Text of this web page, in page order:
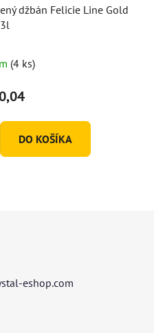
džbán Felicie Line Gold
(4 ks)
DO KOŠÍKA
eshop.com